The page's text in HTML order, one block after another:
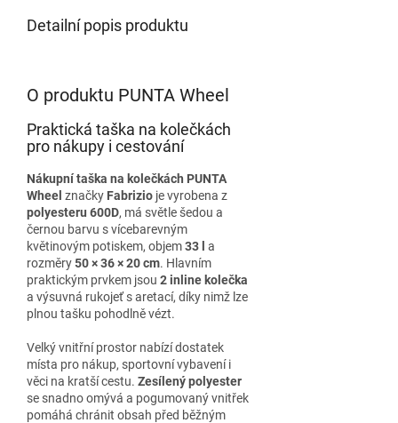
Detailní popis produktu
O produktu PUNTA Wheel
Praktická taška na kolečkách
pro nákupy i cestování
Nákupní taška na kolečkách PUNTA
Wheel značky Fabrizio je vyrobena z
polyesteru 600D, má světle šedou a
černou barvu s vícebarevným
květinovým potiskem, objem33 l
a
rozměry50 × 36 × 20 cm. Hlavním
praktickým prvkem jsou 2 inline kolečka
a výsuvná rukojeť s aretací, díky nimž lze
plnou tašku pohodlně vézt.
Velký vnitřní prostor nabízí dostatek
místa pro nákup, sportovní vybavení i
věci na kratší cestu. Zesílený polyester
se snadno omývá a pogumovaný vnitřek
pomáhá chránit obsah před běžným